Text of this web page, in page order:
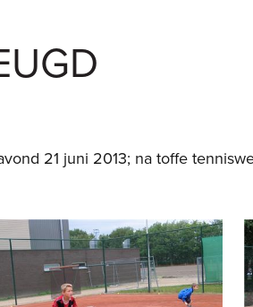
21 juni 2013; na toffe